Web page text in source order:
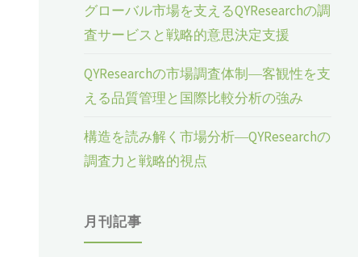
グローバル市場を支えるQYResearchの調
査サービスと戦略的意思決定支援
QYResearchの市場調査体制―客観性を支
える品質管理と国際比較分析の強み
構造を読み解く市場分析―QYResearchの
調査力と戦略的視点
月刊記事